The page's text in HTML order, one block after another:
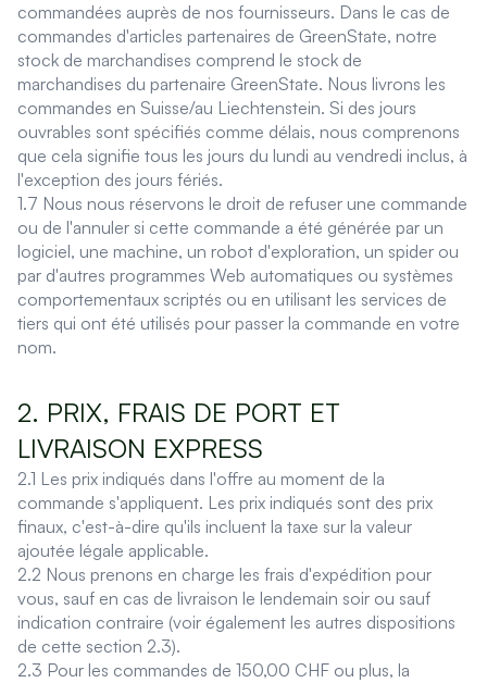
commandées auprès de nos fournisseurs. Dans le cas de
commandes d'articles partenaires de GreenState, notre
stock de marchandises comprend le stock de
marchandises du partenaire GreenState. Nous livrons les
commandes en Suisse/au Liechtenstein. Si des jours
ouvrables sont spécifiés comme délais, nous comprenons
que cela signifie tous les jours du lundi au vendredi inclus, à
l'exception des jours fériés.
1.7 Nous nous réservons le droit de refuser une commande
ou de l'annuler si cette commande a été générée par un
logiciel, une machine, un robot d'exploration, un spider ou
par d'autres programmes Web automatiques ou systèmes
comportementaux scriptés ou en utilisant les services de
tiers qui ont été utilisés pour passer la commande en votre
nom.
2. PRIX, FRAIS DE PORT ET
LIVRAISON EXPRESS
2.1 Les prix indiqués dans l'offre au moment de la
commande s'appliquent. Les prix indiqués sont des prix
finaux, c'est-à-dire qu'ils incluent la taxe sur la valeur
ajoutée légale applicable.
2.2 Nous prenons en charge les frais d'expédition pour
vous, sauf en cas de livraison le lendemain soir ou sauf
indication contraire (voir également les autres dispositions
de cette section 2.3).
2.3 Pour les commandes de 150,00 CHF ou plus, la